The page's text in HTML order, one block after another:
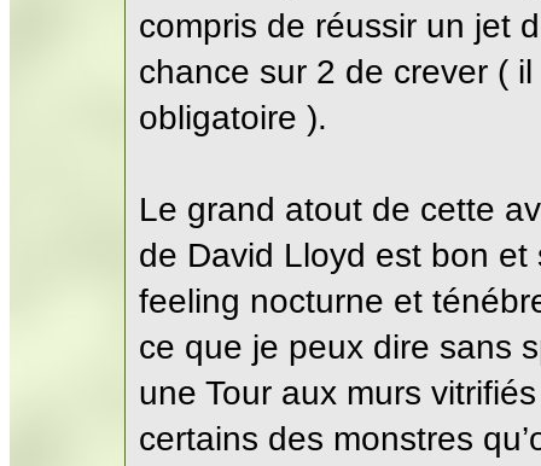
compris de réussir un jet
chance sur 2 de crever (
obligatoire ).
Le grand atout de cette
de David Lloyd est bon et
feeling nocturne et
ce que je peux dire sans
une Tour aux murs
certains des monstres